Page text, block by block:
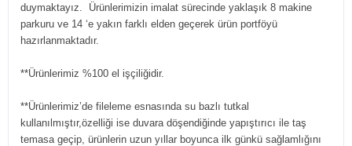
duymaktayız. Ürünlerimizin imalat sürecinde yaklaşık 8 makine
parkuru ve 14 ‘e yakın farklı elden geçerek ürün portföyü
hazırlanmaktadır.
**Ürünlerimiz %100 el işçiliğidir.
**Ürünlerimiz’de fileleme esnasında su bazlı tutkal
kullanılmıştır,özelliği ise duvara döşendiğinde yapıştırıcı ile taş
temasa geçip, ürünlerin uzun yıllar boyunca ilk günkü sağlamlığını